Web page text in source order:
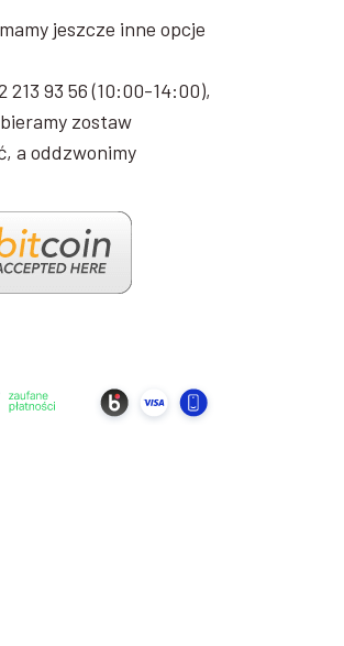
jeszcze inne opcje
213 93 56 (10:00-14:00),
zostaw
a oddzwonimy